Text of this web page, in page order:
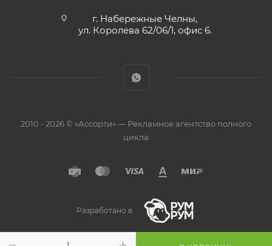
г. Набережные Челны,
ул. Королева 62/06/1, офис 6.
2010 - 2026 © «Ассорти» — Рекламное агентство полного
цикла
Разработано в